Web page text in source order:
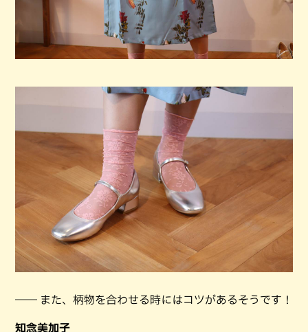
―― また、柄物を合わせる時にはコツがあるそうです！
知念美加子